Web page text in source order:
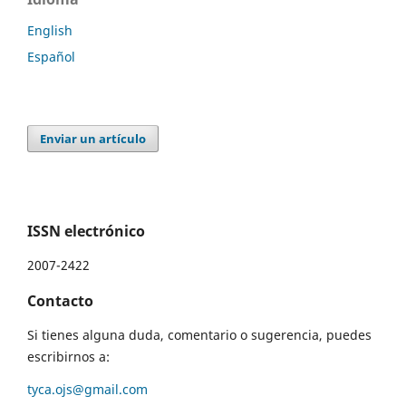
English
Español
Enviar un artículo
ISSN electrónico
2007-2422
Contacto
Si tienes alguna duda, comentario o sugerencia, puedes
escribirnos a:
tyca.ojs@gmail.com